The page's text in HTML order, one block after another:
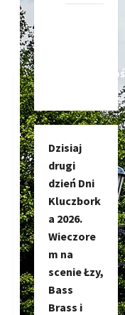
Dzisiaj
drugi
dzień Dni
Kluczbork
a 2026.
Wieczore
m na
scenie Łzy,
Bass
Brass i